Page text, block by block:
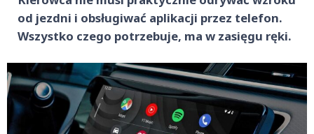
od jezdni i obsługiwać aplikacji przez telefon.
Wszystko czego potrzebuje, ma w zasięgu ręki.